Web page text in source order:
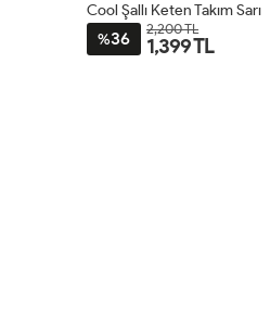
Cool Şallı Keten Takım Sarı
%36 2,200 TL
1,399 TL